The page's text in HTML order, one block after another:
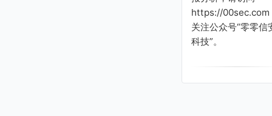
https://00sec.com
关注公众号“零零信
科技”。